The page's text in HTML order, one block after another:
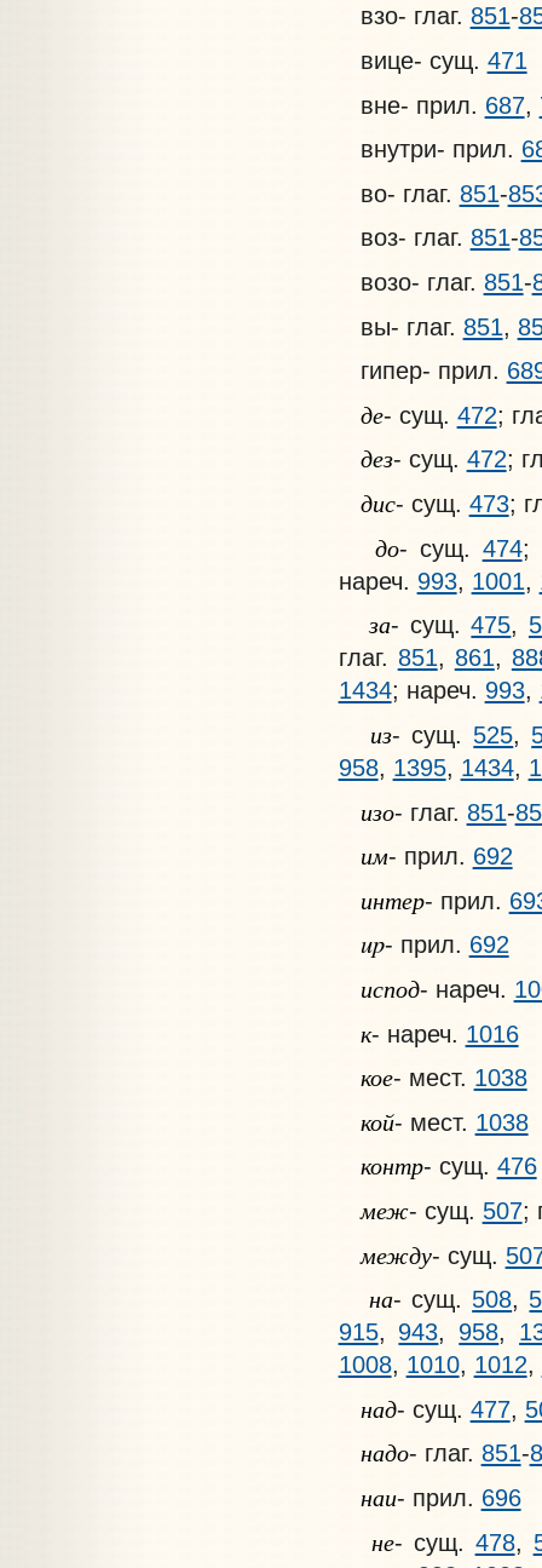
взо- глаг. 851-
вице- сущ. 471
вне- прил. 687,
внутри- прил.
во- глаг. 851-
воз- глаг. 851-
возо- глаг. 851-
вы- глаг. 851,
гипер- прил.
де- сущ. 472;
дез- сущ. 472;
дис- сущ. 473;
до- сущ. 474;
нареч. 993, 1001,
за- сущ.475,
глаг. 851, 861,
1434; нареч. 993,
из- сущ. 525,
958, 1395, 1434,
изо- глаг. 851-
им- прил. 692
интер- прил.
up- прил. 692
испод- нареч.
к- нареч. 1016
кое- мест. 1038
кой- мест. 1038
контр- сущ. 476
меж- сущ. 507;
между- сущ.
на- сущ. 508,
915, 943, 958,
1008, 1010, 1012,
над- сущ. 477,
надо- глаг. 851-
наи- прил. 696
не- сущ. 478,